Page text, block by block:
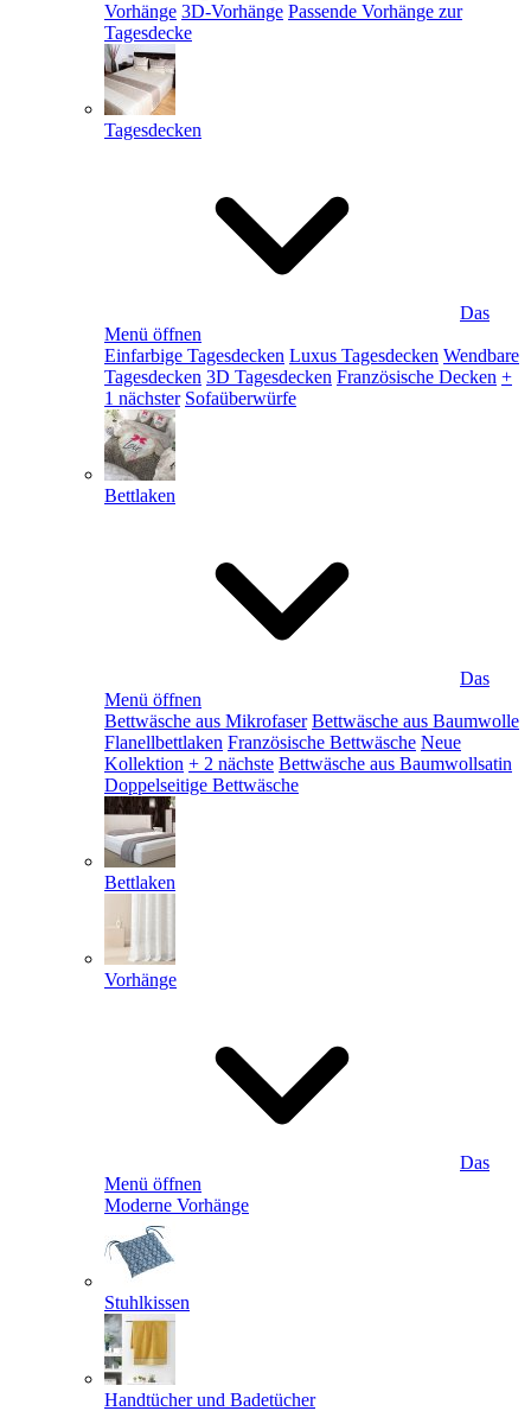
Vorhänge 3D-Vorhänge Passende Vorhänge zur
Tagesdecke
Tagesdecken
Das
Menü öffnen
Einfarbige Tagesdecken Luxus Tagesdecken Wendbare
Tagesdecken 3D Tagesdecken Französische Decken +
1 nächster Sofaüberwürfe
Bettlaken
Das
Menü öffnen
Bettwäsche aus Mikrofaser Bettwäsche aus Baumwolle
Flanellbettlaken Französische Bettwäsche Neue
Kollektion + 2 nächste Bettwäsche aus Baumwollsatin
Doppelseitige Bettwäsche
Bettlaken
Vorhänge
Das
Menü öffnen
Moderne Vorhänge
Stuhlkissen
Handtücher und Badetücher